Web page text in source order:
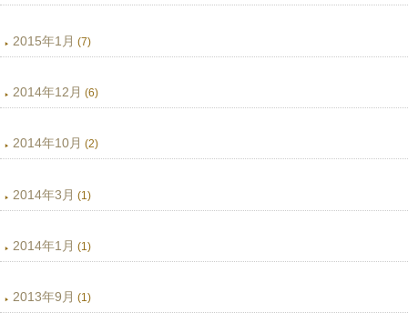
2015年1月 (7)
2014年12月 (6)
2014年10月 (2)
2014年3月 (1)
2014年1月 (1)
2013年9月 (1)